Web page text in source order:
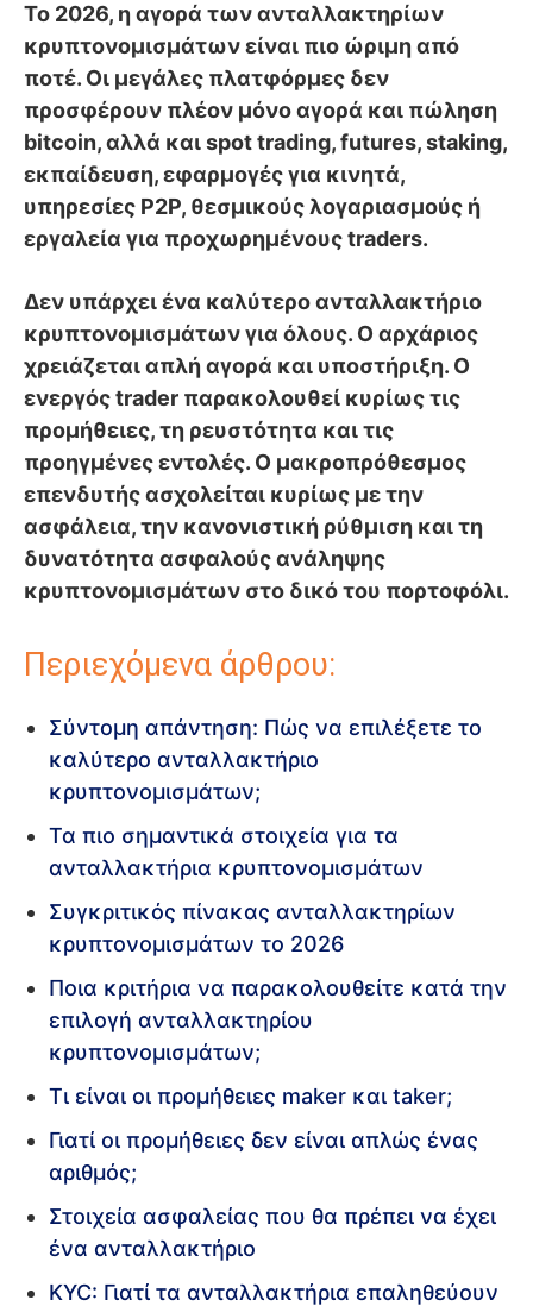
Το 2026, η αγορά των ανταλλακτηρίων
κρυπτονομισμάτων είναι πιο ώριμη από
ποτέ. Οι μεγάλες πλατφόρμες δεν
προσφέρουν πλέον μόνο αγορά και πώληση
bitcoin, αλλά και spot trading, futures, staking,
εκπαίδευση, εφαρμογές για κινητά,
υπηρεσίες P2P, θεσμικούς λογαριασμούς ή
εργαλεία για προχωρημένους traders.
Δεν υπάρχει ένα καλύτερο ανταλλακτήριο
κρυπτονομισμάτων για όλους. Ο αρχάριος
χρειάζεται απλή αγορά και υποστήριξη. Ο
ενεργός trader παρακολουθεί κυρίως τις
προμήθειες, τη ρευστότητα και τις
προηγμένες εντολές. Ο μακροπρόθεσμος
επενδυτής ασχολείται κυρίως με την
ασφάλεια, την κανονιστική ρύθμιση και τη
δυνατότητα ασφαλούς ανάληψης
κρυπτονομισμάτων στο δικό του πορτοφόλι.
Περιεχόμενα άρθρου:
Σύντομη απάντηση: Πώς να επιλέξετε το
καλύτερο ανταλλακτήριο
κρυπτονομισμάτων;
Τα πιο σημαντικά στοιχεία για τα
ανταλλακτήρια κρυπτονομισμάτων
Συγκριτικός πίνακας ανταλλακτηρίων
κρυπτονομισμάτων το 2026
Ποια κριτήρια να παρακολουθείτε κατά την
επιλογή ανταλλακτηρίου
κρυπτονομισμάτων;
Τι είναι οι προμήθειες maker και taker;
Γιατί οι προμήθειες δεν είναι απλώς ένας
αριθμός;
Στοιχεία ασφαλείας που θα πρέπει να έχει
ένα ανταλλακτήριο
KYC: Γιατί τα ανταλλακτήρια επαληθεύουν